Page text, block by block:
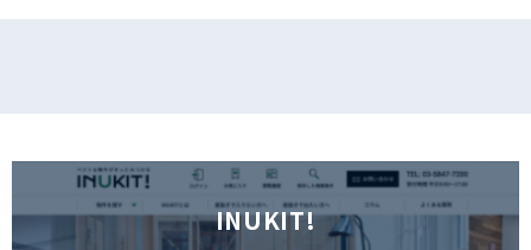
INUKIT!